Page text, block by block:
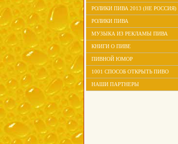
РОЛИКИ ПИВА 2013 (НЕ РОССИЯ)
РОЛИКИ ПИВА
МУЗЫКА ИЗ РЕКЛАМЫ ПИВА
КНИГИ О ПИВЕ
ПИВНОЙ ЮМОР
1001 СПОСОБ ОТКРЫТЬ ПИВО
НАШИ ПАРТНЕРЫ